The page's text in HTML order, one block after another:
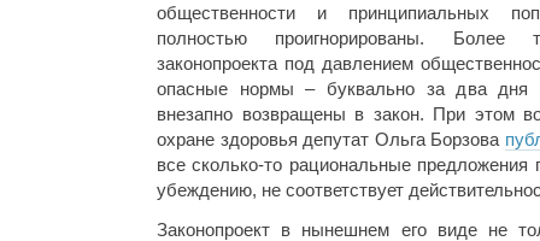
общественности и принципиальных
полностью проигнорированы. Более
законопроекта под давлением
опасные нормы – буквально за два дня
внезапно возвращены в закон. При этом
охране здоровья депутат Ольга Борзова
все сколько-то рациональные
убеждению, не соответствует
Законопроект в нынешнем его виде не